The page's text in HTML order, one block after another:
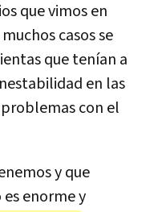
que vimos en
casos se
que tenían a
en las
con el
y que
enorme y